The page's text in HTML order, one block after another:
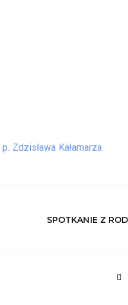
Zdzisława Kałamarza
SPOTKANIE Z